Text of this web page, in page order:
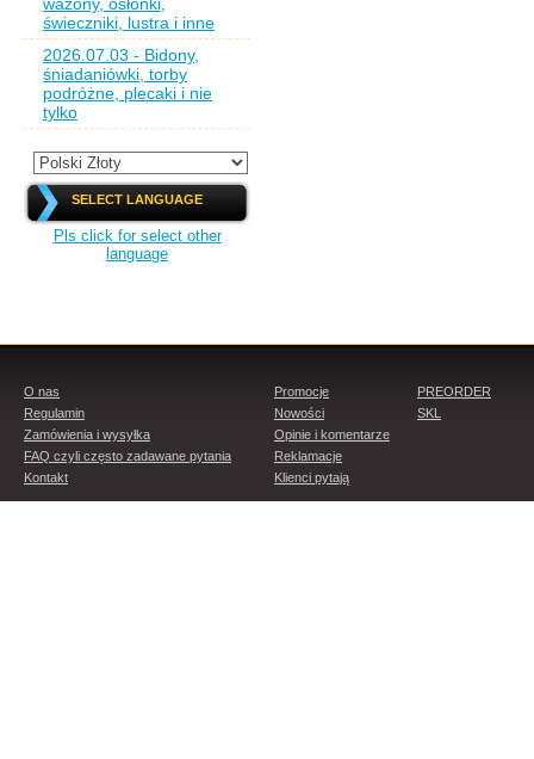
świeczniki, lustra i inne
2026.07.03 - Bidony,
śniadaniówki, torby
podróżne, plecaki i nie
tylko
SELECT LANGUAGE
Pls click for select other
language
O nas
Regulamin
Zamówienia i wysyłka
FAQ czyli często zadawane pytania
Kontakt
Promocje
Nowości
Opinie i komentarze
Reklamacje
Klienci pytają
PREORDER
SKL